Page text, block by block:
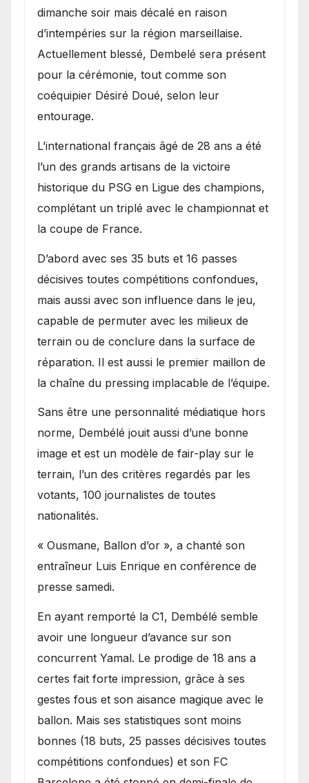
dimanche soir mais décalé en raison
d’intempéries sur la région marseillaise.
Actuellement blessé, Dembelé sera présent
pour la cérémonie, tout comme son
coéquipier Désiré Doué, selon leur
entourage.
L’international français âgé de 28 ans a été
l’un des grands artisans de la victoire
historique du PSG en Ligue des champions,
complétant un triplé avec le championnat et
la coupe de France.
D’abord avec ses 35 buts et 16 passes
décisives toutes compétitions confondues,
mais aussi avec son influence dans le jeu,
capable de permuter avec les milieux de
terrain ou de conclure dans la surface de
réparation. Il est aussi le premier maillon de
la chaîne du pressing implacable de l’équipe.
Sans être une personnalité médiatique hors
norme, Dembélé jouit aussi d’une bonne
image et est un modèle de fair-play sur le
terrain, l’un des critères regardés par les
votants, 100 journalistes de toutes
nationalités.
« Ousmane, Ballon d’or », a chanté son
entraîneur Luis Enrique en conférence de
presse samedi.
En ayant remporté la C1, Dembélé semble
avoir une longueur d’avance sur son
concurrent Yamal. Le prodige de 18 ans a
certes fait forte impression, grâce à ses
gestes fous et son aisance magique avec le
ballon. Mais ses statistiques sont moins
bonnes (18 buts, 25 passes décisives toutes
compétitions confondues) et son FC